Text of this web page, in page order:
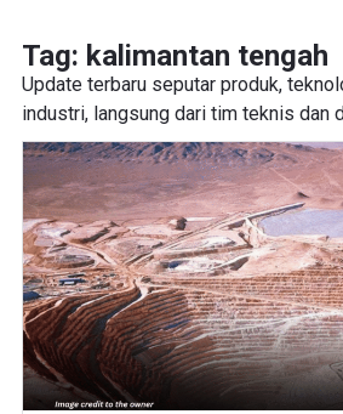
Tag: kalimantan tengah
Update terbaru seputar produk,
industri, langsung dari tim teknis dan